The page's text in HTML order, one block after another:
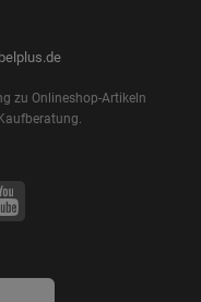
zu Onlineshop-Artikeln